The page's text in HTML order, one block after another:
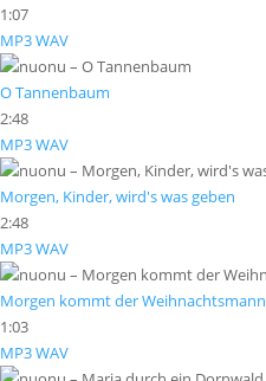
1:07
MP3WAV
O Tannenbaum
2:48
MP3WAV
Morgen, Kinder, wird's was geben
2:48
MP3WAV
Morgen kommt der Weihnachtsmann
1:03
MP3WAV